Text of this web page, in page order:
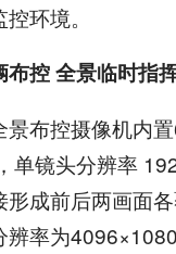
环境。
布控 全景临时指
布控摄像机内置
单镜头分辨率
成前后两画面
辨率为